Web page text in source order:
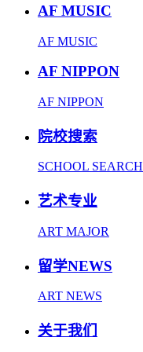
AF MUSIC
AF MUSIC
AF NIPPON
AF NIPPON
院校搜索
SCHOOL SEARCH
艺术专业
ART MAJOR
留学NEWS
ART NEWS
关于我们